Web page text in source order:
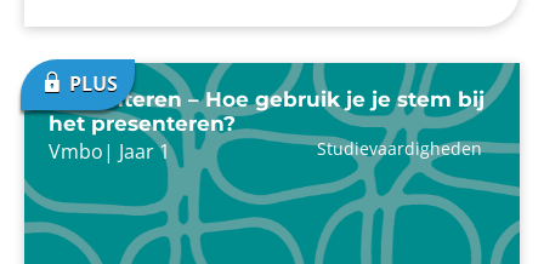
Presenteren – Hoe gebruik je je stem bij
het presenteren?
Vmbo| Jaar 1 Studievaardigheden